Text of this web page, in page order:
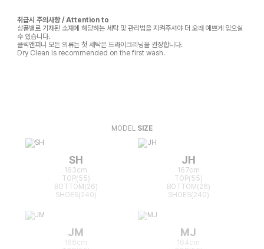
취급시 주의사항 / Attention to
상품별로 기재된 소재에 해당하는 세탁 및 관리법을 지켜주셔야 더 오래 예쁘게 입으실
수 있습니다.
클릭앤퍼니 모든 의류는 첫 세탁은 드라이크리닝을 권장합니다.
Dry Clean is recommended on the first wash.
MODEL SIZE
SH
163cm
TOP(55)
BOTTOM(26)
SHOES(240)
JH
167cm
TOP(55)
BOTTOM(26)
SHOES(240)
JM
166cm
MJ
164cm